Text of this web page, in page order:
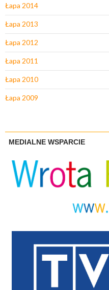
Łapa 2014
Łapa 2013
Łapa 2012
Łapa 2011
Łapa 2010
Łapa 2009
MEDIALNE WSPARCIE